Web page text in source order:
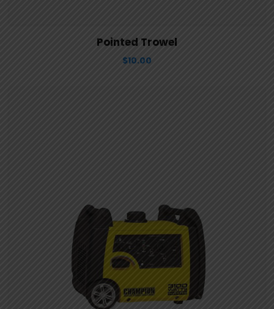
View Details Aggiungi al carrello
Pointed Trowel
$10.00